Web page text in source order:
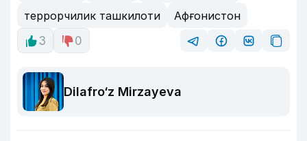
террорчилик ташкилоти
Афғонистон
3
0
Dilafro‘z Mirzayeva